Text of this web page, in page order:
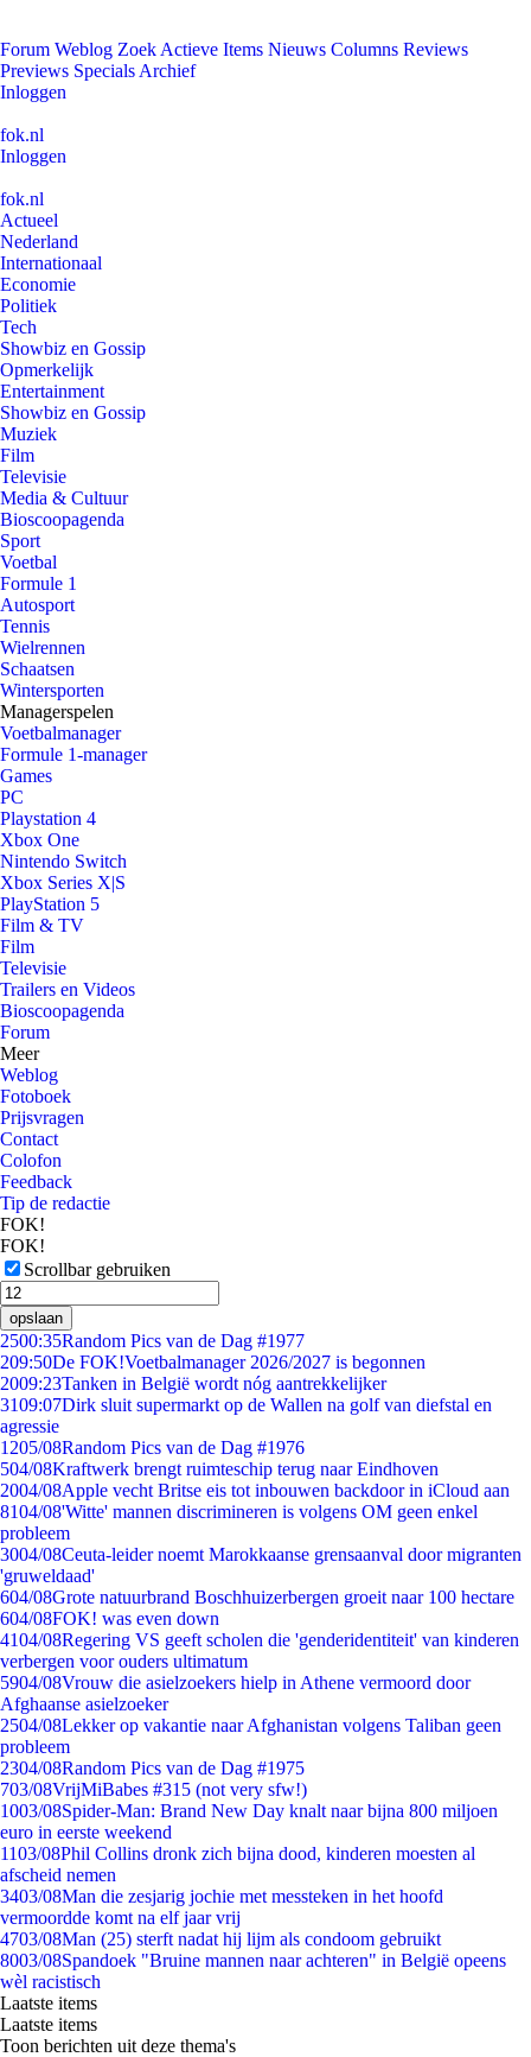
Forum Weblog Zoek Actieve Items Nieuws Columns Reviews
Previews Specials Archief
Inloggen
fok.nl
Inloggen
fok.nl
Actueel
Nederland
Internationaal
Economie
Politiek
Tech
Showbiz en Gossip
Opmerkelijk
Entertainment
Showbiz en Gossip
Muziek
Film
Televisie
Media & Cultuur
Bioscoopagenda
Sport
Voetbal
Formule 1
Autosport
Tennis
Wielrennen
Schaatsen
Wintersporten
Managerspelen
Voetbalmanager
Formule 1-manager
Games
PC
Playstation 4
Xbox One
Nintendo Switch
Xbox Series X|S
PlayStation 5
Film & TV
Film
Televisie
Trailers en Videos
Bioscoopagenda
Forum
Meer
Weblog
Fotoboek
Prijsvragen
Contact
Colofon
Feedback
Tip de redactie
FOK!
FOK!
Scrollbar gebruiken
opslaan
2500:35Random Pics van de Dag #1977
209:50De FOK!Voetbalmanager 2026/2027 is begonnen
2009:23Tanken in België wordt nóg aantrekkelijker
3109:07Dirk sluit supermarkt op de Wallen na golf van diefstal en
agressie
1205/08Random Pics van de Dag #1976
504/08Kraftwerk brengt ruimteschip terug naar Eindhoven
2004/08Apple vecht Britse eis tot inbouwen backdoor in iCloud aan
8104/08'Witte' mannen discrimineren is volgens OM geen enkel
probleem
3004/08Ceuta-leider noemt Marokkaanse grensaanval door migranten
'gruweldaad'
604/08Grote natuurbrand Boschhuizerbergen groeit naar 100 hectare
604/08FOK! was even down
4104/08Regering VS geeft scholen die 'genderidentiteit' van kinderen
verbergen voor ouders ultimatum
5904/08Vrouw die asielzoekers hielp in Athene vermoord door
Afghaanse asielzoeker
2504/08Lekker op vakantie naar Afghanistan volgens Taliban geen
probleem
2304/08Random Pics van de Dag #1975
703/08VrijMiBabes #315 (not very sfw!)
1003/08Spider-Man: Brand New Day knalt naar bijna 800 miljoen
euro in eerste weekend
1103/08Phil Collins dronk zich bijna dood, kinderen moesten al
afscheid nemen
3403/08Man die zesjarig jochie met messteken in het hoofd
vermoordde komt na elf jaar vrij
4703/08Man (25) sterft nadat hij lijm als condoom gebruikt
8003/08Spandoek "Bruine mannen naar achteren" in België opeens
wèl racistisch
Laatste items
Laatste items
Toon berichten uit deze thema's